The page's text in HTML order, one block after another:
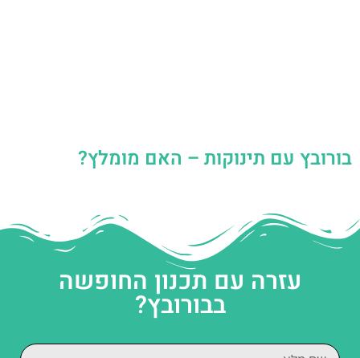
בורובץ עם תינוקות – האם מומלץ?
עזרה עם תכנון החופשה
בבורובץ?